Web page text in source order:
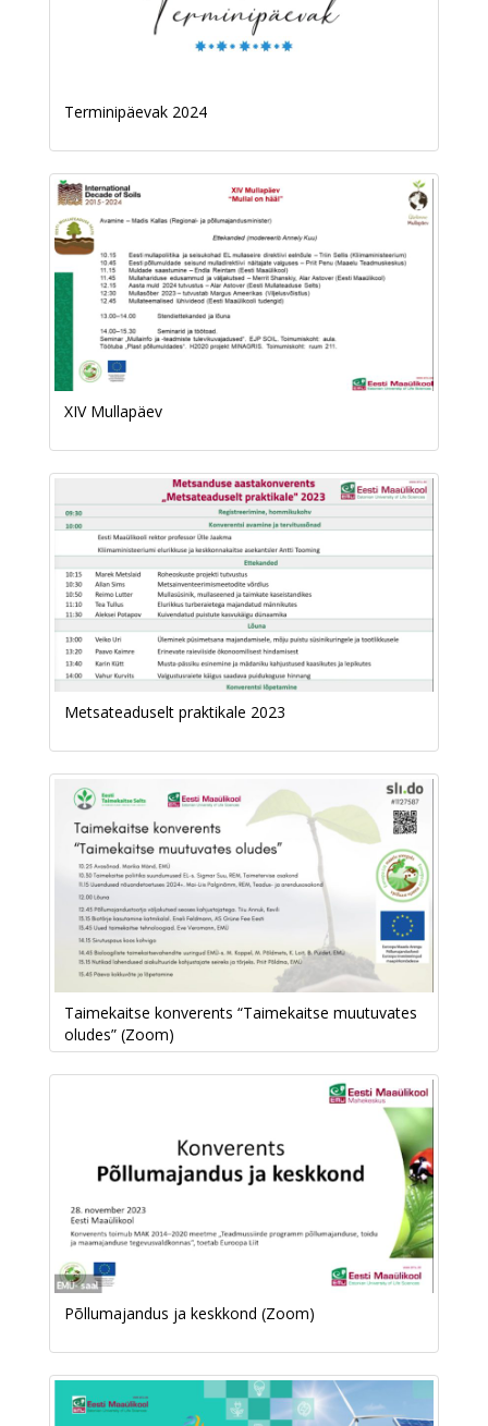
Terminipäevak 2024
XIV Mullapäev
Metsateaduselt praktikale 2023
Taimekaitse konverents “Taimekaitse muutuvates
oludes” (Zoom)
Põllumajandus ja keskkond (Zoom)